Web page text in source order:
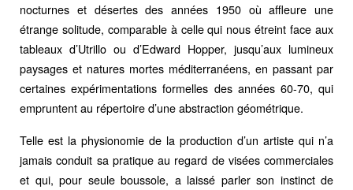
nocturnes et désertes des années 1950 où affleure une
étrange solitude, comparable à celle qui nous étreint face aux
tableaux d’Utrillo ou d’Edward Hopper, jusqu’aux lumineux
paysages et natures mortes méditerranéens, en passant par
certaines expérimentations formelles des années 60-70, qui
empruntent au répertoire d’une abstraction géométrique.
Telle est la physionomie de la production d’un artiste qui n’a
jamais conduit sa pratique au regard de visées commerciales
et qui, pour seule boussole, a laissé parler son instinct de